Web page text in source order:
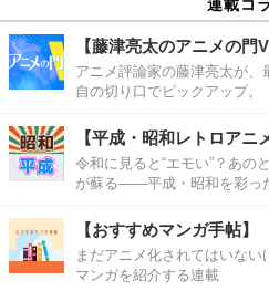
【藤津亮太のアニメの門V
アニメ評論家の藤津亮太が
自の切り口でピックアップ。
【平成・昭和レトロアニ
令和に見ると“エモい”？あの
が蘇る――平成・昭和を彩っ
【おすすめマンガ手帖】
まだアニメ化されてはいな
マンガを紹介する連載